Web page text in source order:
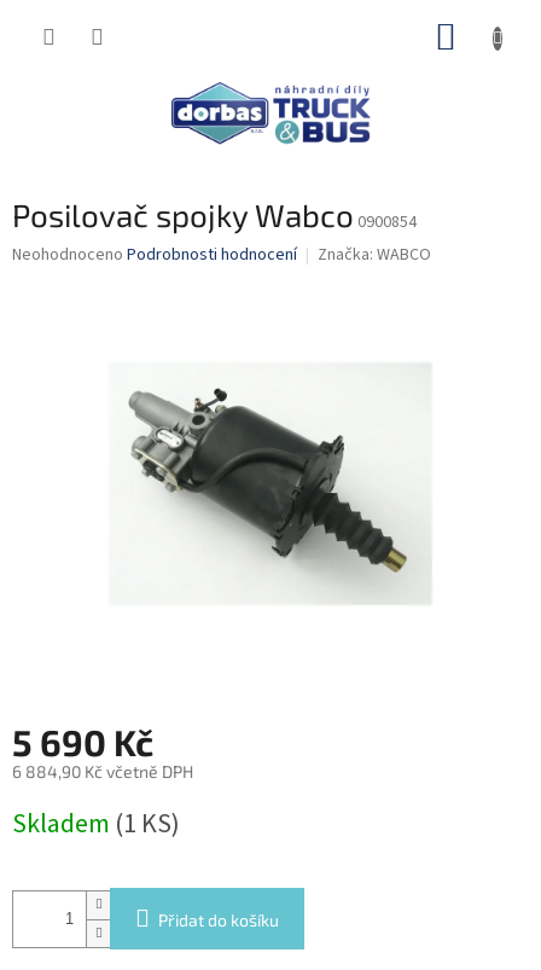
Posilovač spojky Wabco 0900854
Průměrné
Neohodnoceno Podrobnosti hodnocení Značka: WABCO
5 690 Kč
6 884,90 Kč včetně DPH
cena:
Skladem (1 KS)
Přidat do košíku